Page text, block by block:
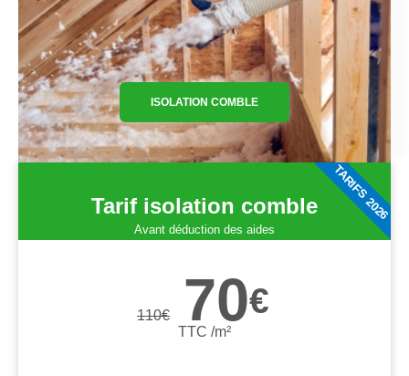
ISOLATION COMBLE
Tarif isolation comble
Avant déduction des aides
110€ 70€
TTC /m²
TARIFS 2026